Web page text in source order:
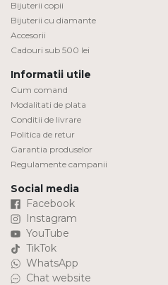
Bijuterii copii
Bijuterii cu diamante
Accesorii
Cadouri sub 500 lei
Informatii utile
Cum comand
Modalitati de plata
Conditii de livrare
Politica de retur
Garantia produselor
Regulamente campanii
Social media
Facebook
Instagram
YouTube
TikTok
WhatsApp
Chat website